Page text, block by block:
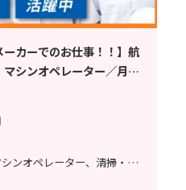
ーカーでのお仕事！！】航
シンオペレーター／月34
／日払い可
組立・組付け、加工、マシンオペレーター、清掃・洗浄、立ち作業